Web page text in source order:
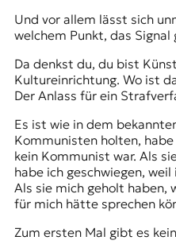
Und vor allem lässt sich
welchem Punkt, das Signal
Da denkst du, du bist
Kultureinrichtung. Wo ist
Der Anlass für ein
Es ist wie in dem
Kommunisten holten,
kein Kommunist war. Als
habe ich geschwiegen,
Als sie mich geholt haben,
für mich hätte sprechen
Zum ersten Mal gibt es